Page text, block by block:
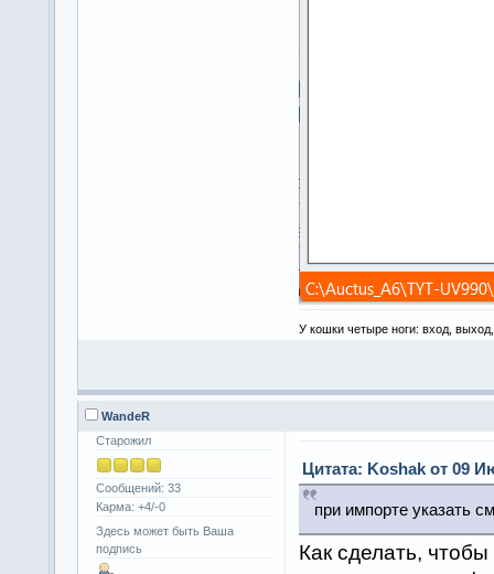
У кошки четыре ноги: вход,
WandeR
Старожил
Сообщений: 33
Карма: +4/-0
Здесь может быть Ваша
подпись
Цитата: Koshak от 09
при импорте указать
Как сделать,